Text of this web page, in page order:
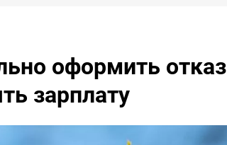
оформить отказ
зарплату